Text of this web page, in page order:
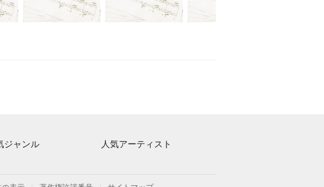
ジャンル 人気アーティスト